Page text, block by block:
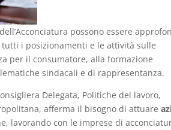
possono essere
i posizionamenti e le attività sulle
per il consumatore, alla formazione
sindacali e di rappresentanza.
Delegata, Politiche del lavoro,
afferma il bisogno di attuare
lavorando con le imprese di